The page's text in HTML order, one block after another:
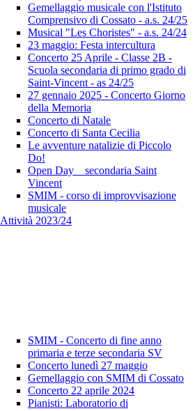
Gemellaggio musicale con l'Istituto
Comprensivo di Cossato - a.s. 24/25
Musical "Les Choristes" - a.s. 24/24
23 maggio: Festa intercultura
Concerto 25 Aprile - Classe 2B -
Scuola secondaria di primo grado di
Saint-Vincent - as 24/25
27 gennaio 2025 - Concerto Giorno
della Memoria
Concerto di Natale
Concerto di Santa Cecilia
Le avventure natalizie di Piccolo
Do!
Open Day _ secondaria Saint
Vincent
SMIM - corso di improvvisazione
musicale
Attività 2023/24
SMIM - Concerto di fine anno
primaria e terze secondaria SV
Concerto lunedì 27 maggio
Gemellaggio con SMIM di Cossato
Concerto 22 aprile 2024
Pianisti: Laboratorio di